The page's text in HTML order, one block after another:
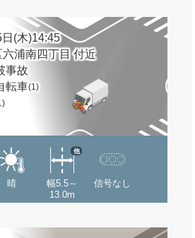
(木)14:45
浦南四丁目 付近
事故
転車(1)
晴
幅5.5～
13.0m
他
信号なし